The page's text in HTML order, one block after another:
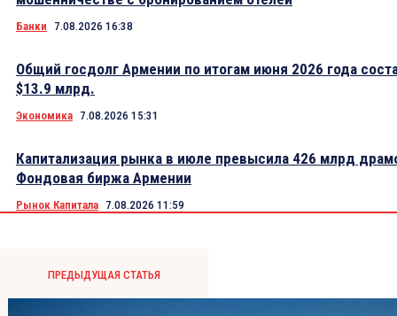
Банки 7.08.2026 16:38
Общий госдолг Армении по итогам июня 2026 года
$13.9 млрд.
Экономика 7.08.2026 15:31
Капитализация рынка в июле превысила 426 млрд
Фондовая биржа Армении
Рынок Капитала 7.08.2026 11:59
ПРЕДЫДУЩАЯ СТАТЬЯ